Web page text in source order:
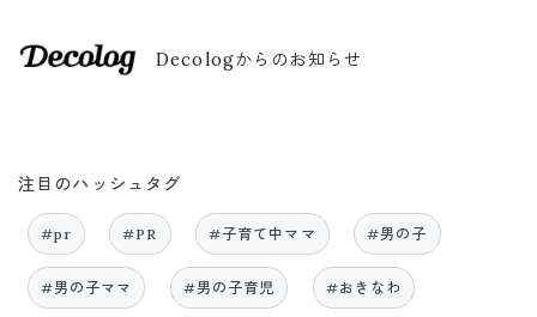
Decologからのお知らせ
注目のハッシュタグ
#pr #PR #子育て中ママ #男の子
#男の子ママ #男の子育児 #おきなわ